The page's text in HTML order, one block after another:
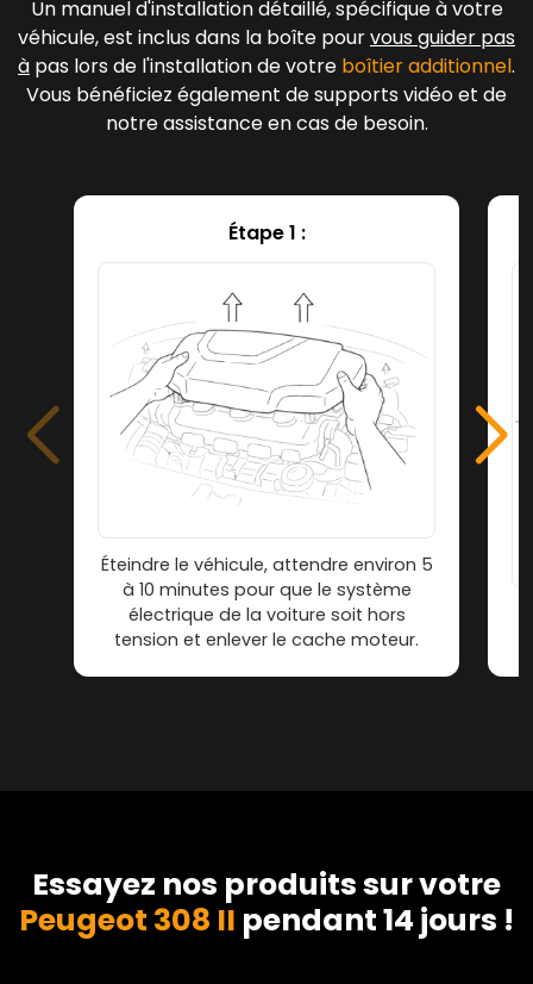
Un manuel d'installation détaillé, spécifique à votre
véhicule, est inclus dans la boîte pourvous guider pas
à pas lors de l'installation de votre boîtier additionnel.
Vous bénéficiez également de supports vidéo et de
notre assistance en cas de besoin.
Étape 1 :
Éteindre le véhicule, attendre environ 5
à 10 minutes pour que le système
électrique de la voiture soit hors
tension et enlever le cache moteur.
Essayez nos produits sur votre
Peugeot 308 II pendant 14 jours !